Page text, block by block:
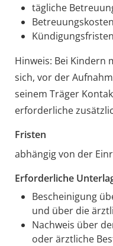
tägliche
Hinweis: Bei Kindern
sich, vor der
seinem Träger
erforderliche
Fristen
abhängig von der
Erforderliche
Bescheinigung
und über die
Nachweis über
oder ärztliche